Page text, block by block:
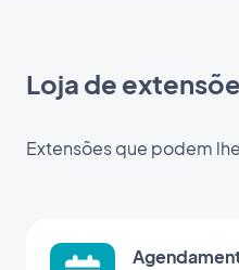
Loja de
Extensões que podem